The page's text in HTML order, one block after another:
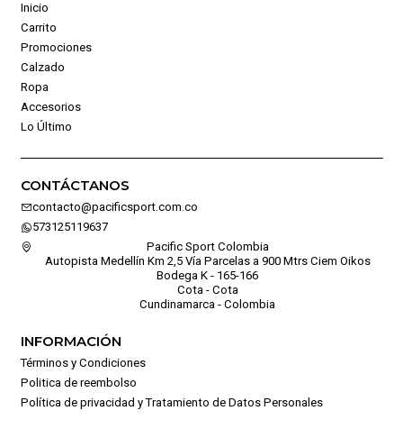
Inicio
Carrito
Promociones
Calzado
Ropa
Accesorios
Lo Último
CONTÁCTANOS
contacto@pacificsport.com.co
573125119637
Pacific Sport Colombia
Autopista Medellín Km 2,5 Vía Parcelas a 900 Mtrs Ciem Oikos
Bodega K - 165-166
Cota - Cota
Cundinamarca - Colombia
INFORMACIÓN
Términos y Condiciones
Politica de reembolso
Política de privacidad y Tratamiento de Datos Personales